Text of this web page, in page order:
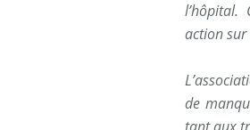
l’hôpital.
action sur
de